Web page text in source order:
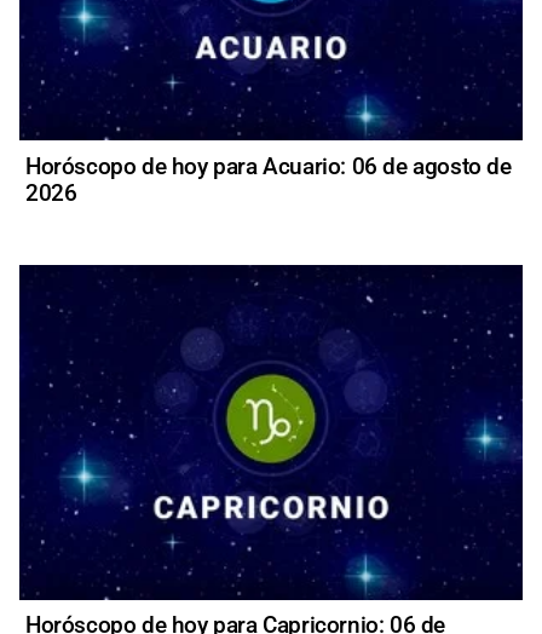
Horóscopo de hoy para Acuario: 06 de agosto de
2026
Horóscopo de hoy para Capricornio: 06 de